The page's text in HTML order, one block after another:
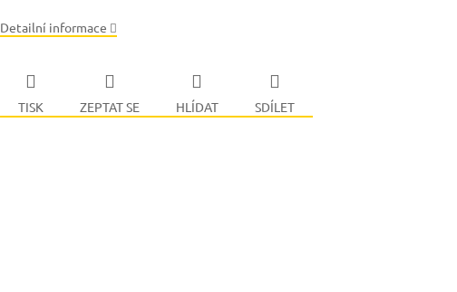
Detailní informace
TISK ZEPTAT SE HLÍDAT SDÍLET